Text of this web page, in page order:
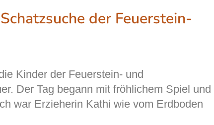
der Feuerstein-
Kinder der Feuerstein- und
Der Tag begann mit fröhlichem Spiel und
war Erzieherin Kathi wie vom Erdboden